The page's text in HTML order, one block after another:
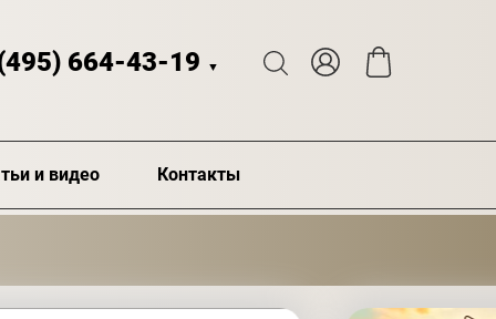
664-43-19 ▼
и видео Контакты